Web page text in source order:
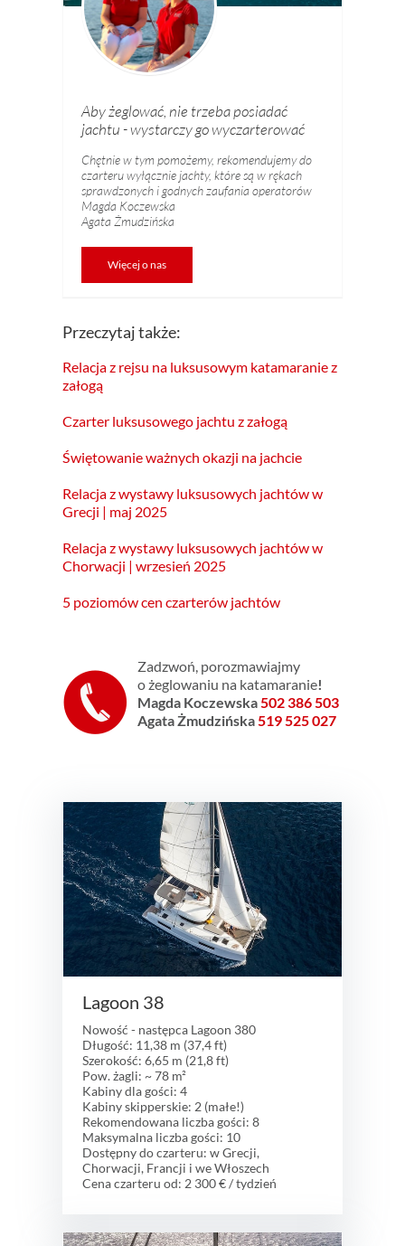
Aby żeglować, nie trzeba posiadać
jachtu - wystarczy go wyczarterować
Chętnie w tym pomożemy, rekomendujemy do
czarteru wyłącznie jachty, które są w rękach
sprawdzonych i godnych zaufania operatorów
Magda Koczewska
Agata Żmudzińska
Więcej o nas
Przeczytaj także:
Relacja z rejsu na luksusowym katamaranie z
załogą
Czarter luksusowego jachtu z załogą
Świętowanie ważnych okazji na jachcie
Relacja z wystawy luksusowych jachtów w
Grecji | maj 2025
Relacja z wystawy luksusowych jachtów w
Chorwacji | wrzesień 2025
5 poziomów cen czarterów jachtów
Zadzwoń, porozmawiajmy
o żeglowaniu na katamaranie!
Magda Koczewska502 386 503
Agata Żmudzińska519 525 027
Lagoon 38
Nowość - następca Lagoon 380
Długość: 11,38 m (37,4 ft)
Szerokość: 6,65 m (21,8 ft)
Pow. żagli: ~ 78 m²
Kabiny dla gości: 4
Kabiny skipperskie: 2 (małe!)
Rekomendowana liczba gości: 8
Maksymalna liczba gości: 10
Dostępny do czarteru: w Grecji,
Chorwacji, Francji i we Włoszech
Cena czarteru od: 2 300 € / tydzień